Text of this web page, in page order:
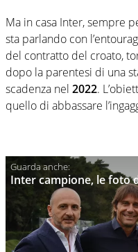
Ma in casa Inter, sempre
sta parlando con
del contratto del croato,
dopo la parentesi di una
scadenza nel 2022.
quello di abbassare
Inter campione, le foto